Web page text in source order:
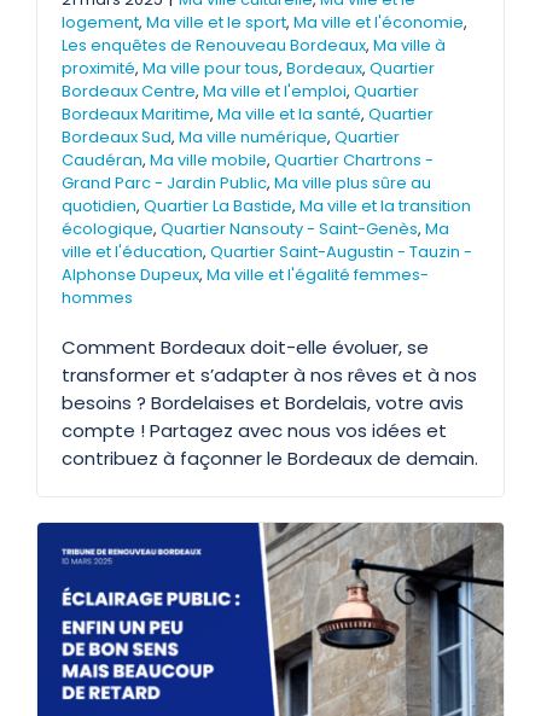
logement, Ma ville et le sport, Ma ville et l'économie,
Les enquêtes de Renouveau Bordeaux, Ma ville à
proximité, Ma ville pour tous, Bordeaux, Quartier
Bordeaux Centre, Ma ville et l'emploi, Quartier
Bordeaux Maritime, Ma ville et la santé, Quartier
Bordeaux Sud, Ma ville numérique, Quartier
Caudéran, Ma ville mobile, Quartier Chartrons -
Grand Parc - Jardin Public, Ma ville plus sûre au
quotidien, Quartier La Bastide, Ma ville et la transition
écologique, Quartier Nansouty - Saint-Genès, Ma
ville et l'éducation, Quartier Saint-Augustin - Tauzin -
Alphonse Dupeux, Ma ville et l'égalité femmes-
hommes
Comment Bordeaux doit-elle évoluer, se
transformer et s’adapter à nos rêves et à nos
besoins ? Bordelaises et Bordelais, votre avis
compte ! Partagez avec nous vos idées et
contribuez à façonner le Bordeaux de demain.